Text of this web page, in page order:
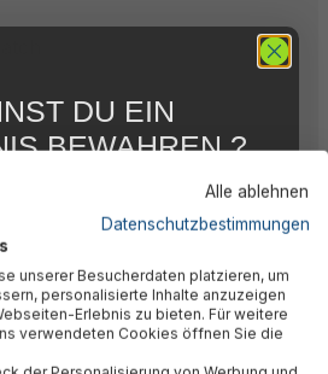
Alle ablehnen
Datenschutzbestimmungen
unserer Besucherdaten platzieren, um
personalisierte Inhalte anzuzeigen
Erlebnis zu bieten. Für weitere
verwendeten Cookies öffnen Sie die
DU EIN
BEWAHREN ?
FÜR DICH
unseren kostenlosen
keine Neuigkeiten und
und sichere Dir 5 %
auf nicht reduzierte Ware
ersten Bestellung !*